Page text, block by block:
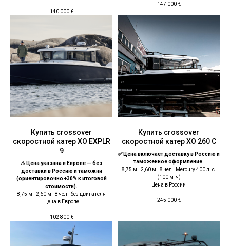
140 000 €
147 000 €
Купить crossover
скоростной катер XO EXPLR
9
⚠️ Цена указана в Европе — без
доставки в Россию и таможни
(ориентировочно +30% к итоговой
стоимости).
8,75 м | 2,60 м | 8 чел | без двигателя
Цена в Европе
102 800 €
Купить crossover
скоростной катер XO 260 С
✅ Цена включает доставку в Россию и
таможенное оформление.
8,75 м | 2,60 м | 8 чел | Mercury 400 л. с.
(100 мтч)
Цена в России
245 000 €